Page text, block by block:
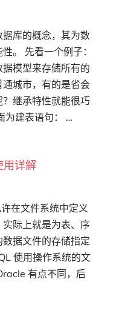
库的概念，其为数
。 先看一个例子：
模型来存储所有的
城市，有的是省会
继承特性就能很巧
为建表语句： …
用详解
在文件系统中定义
际上就是为表、序
据文件的存储指定
使用操作系统的文
有点不同，后